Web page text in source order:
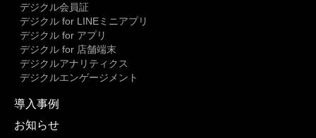
デジクル会員証
デジクル for LINEミニアプリ
デジクル for アプリ
デジクル for 店舗端末
デジクルアナリティクス
デジクルエンゲージメント
導入事例
お知らせ